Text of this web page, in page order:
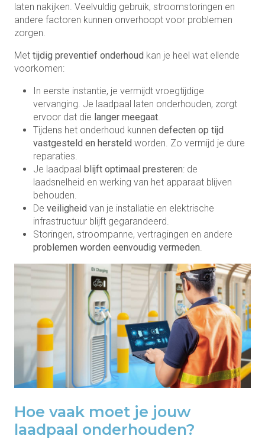
laten nakijken. Veelvuldig gebruik, stroomstoringen en
andere factoren kunnen onverhoopt voor problemen
zorgen.
Met tijdig preventief onderhoud kan je heel wat ellende
voorkomen:
In eerste instantie, je vermijdt vroegtijdige
vervanging. Je laadpaal laten onderhouden, zorgt
ervoor dat die langer meegaat
Tijdens het onderhoud kunnen defecten op tijd
vastgesteld en hersteld worden. Zo vermijd je dure
reparaties.
Je laadpaal blijft optimaal presteren: de
laadsnelheid en werking van het apparaat blijven
behouden.
De veiligheid van je installatie en elektrische
infrastructuur blijft gegarandeerd.
Storingen, stroompanne, vertragingen en andere
problemen worden eenvoudig vermeden
Hoe vaak moet je jouw
laadpaal onderhouden?